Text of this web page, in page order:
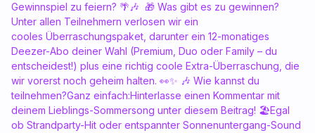
Gewinnspiel zu feiern? 🌴🎶 🎁 Was gibt es zu gewinnen?
Unter allen Teilnehmern verlosen wir ein
cooles Überraschungspaket, darunter ein 12-monatiges
Deezer-Abo deiner Wahl (Premium, Duo oder Family – du
entscheidest!) plus eine richtig coole Extra-Überraschung, die
wir vorerst noch geheim halten. 👀✨ 🎶 Wie kannst du
teilnehmen?Ganz einfach:Hinterlasse einen Kommentar mit
deinem Lieblings-Sommersong unter diesem Beitrag! 🏖️Egal
ob Strandparty-Hit oder entspannter Sonnenuntergang-Sound